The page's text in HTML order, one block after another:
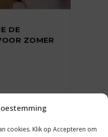
cookies. Klik op Accepteren om
DE
ZOMER